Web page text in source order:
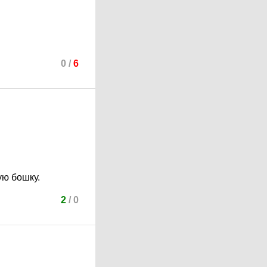
0 / 6
бошку.
2/ 0